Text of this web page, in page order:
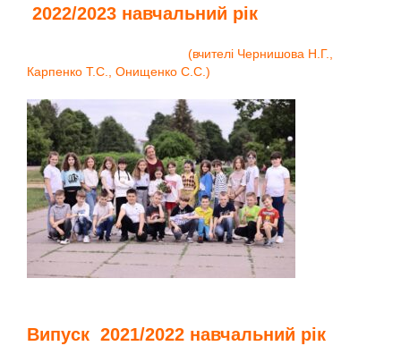
2022/2023 навчальний рік
(вчителі Чернишова Н.Г.,
Карпенко Т.С., Онищенко С.С.)
Випуск 2021/2022 навчальний рік